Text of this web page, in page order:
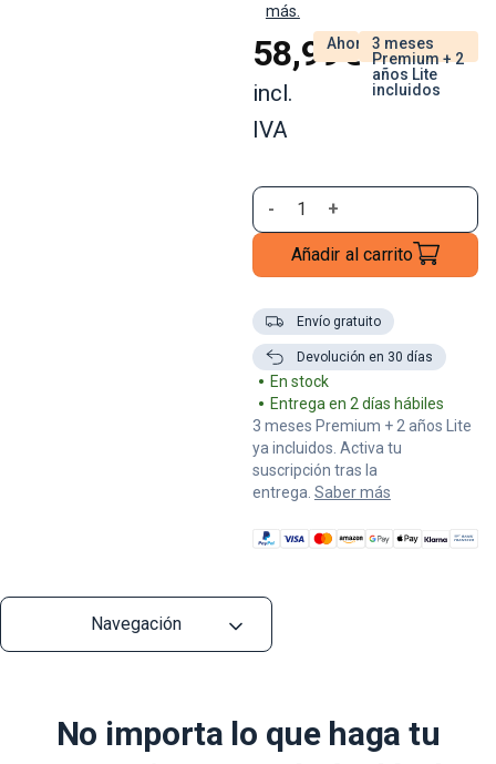
más.
58,99€
incl.
IVA
Ahorras3 meses
Premium + 2
años Lite
incluidos
Añadir al carrito
Envío gratuito
Devolución en 30 días
En stock
Entrega en 2 días hábiles
3 meses Premium + 2 años Lite
ya incluidos. Activa tu
suscripción tras la
entrega. Saber más
Navegación
No importa lo que haga tu